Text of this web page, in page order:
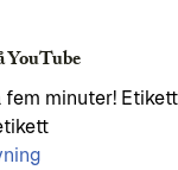
YouTube
minuter!